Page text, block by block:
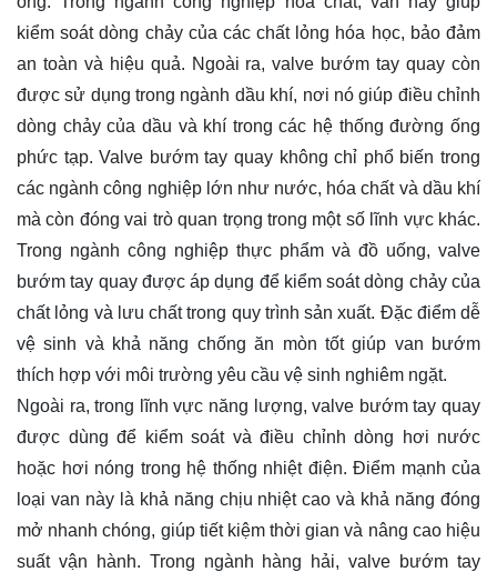
kiểm soát dòng chảy của các chất lỏng hóa học, bảo đảm
an toàn và hiệu quả. Ngoài ra, valve bướm tay quay còn
được sử dụng trong ngành dầu khí, nơi nó giúp điều chỉnh
dòng chảy của dầu và khí trong các hệ thống đường ống
phức tạp. Valve bướm tay quay không chỉ phổ biến trong
các ngành công nghiệp lớn như nước, hóa chất và dầu khí
mà còn đóng vai trò quan trọng trong một số lĩnh vực khác.
Trong ngành công nghiệp thực phẩm và đồ uống, valve
bướm tay quay được áp dụng để kiểm soát dòng chảy của
chất lỏng và lưu chất trong quy trình sản xuất. Đặc điểm dễ
vệ sinh và khả năng chống ăn mòn tốt giúp van bướm
thích hợp với môi trường yêu cầu vệ sinh nghiêm ngặt.
Ngoài ra, trong lĩnh vực năng lượng, valve bướm tay quay
được dùng để kiểm soát và điều chỉnh dòng hơi nước
hoặc hơi nóng trong hệ thống nhiệt điện. Điểm mạnh của
loại van này là khả năng chịu nhiệt cao và khả năng đóng
mở nhanh chóng, giúp tiết kiệm thời gian và nâng cao hiệu
suất vận hành. Trong ngành hàng hải, valve bướm tay